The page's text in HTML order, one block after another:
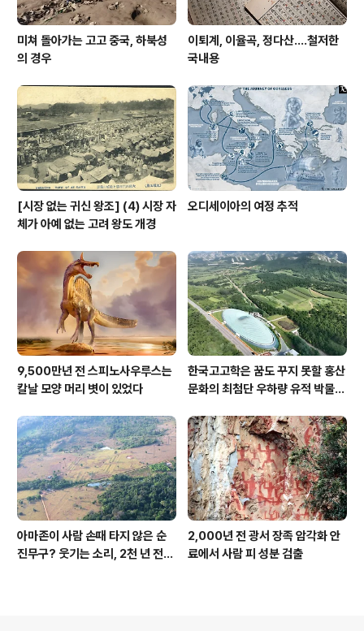
미쳐 돌아가는 고고 중국, 하북성
의 경우
이퇴계, 이율곡, 정다산....철저한
국내용
[시장 없는 귀신 왕조] (4) 시장 자
체가 아예 없는 고려 왕도 개경
오디세이아의 여정 추적
9,500만년 전 스피노사우루스는
칼날 모양 머리 볏이 있었다
한국고고학은 꿈도 꾸지 못할 홍산
문화의 최첨단 우하량 유적 박물관
아마존이 사람 손때 타지 않은 순
진무구? 웃기는 소리, 2천 년 전에
2,000년 전 광서 장족 암각화 안
료에서 사람 피 성분 검출